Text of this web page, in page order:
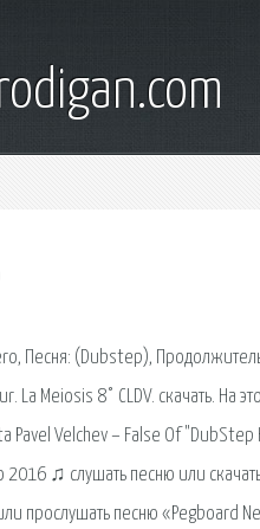
(Dubstep),
La Meiosis 8° CLDV. скачать. На
Velchev – False Of "DubStep
♫ слушать песню или
прослушать песню «Pegboard